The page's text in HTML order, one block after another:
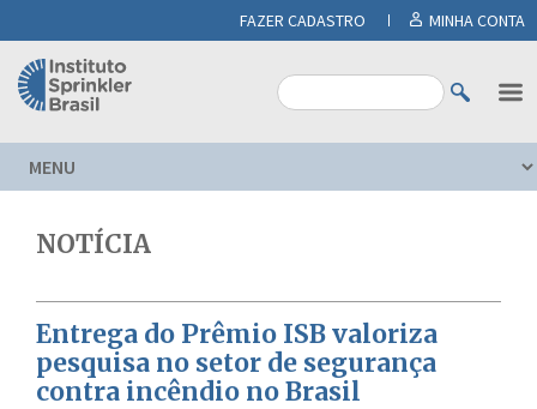
FAZER CADASTRO MINHA CONTA
NOTÍCIA
Entrega do Prêmio ISB valoriza
pesquisa no setor de segurança
contra incêndio no Brasil